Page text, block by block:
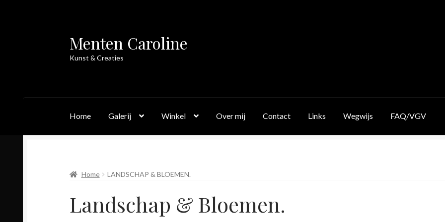
Skip
to
Skip
to
Menten Caroline
Kunst & Creaties
Home Galerij Winkel Over mij Contact Links Wegwijs FAQ/VGV
Home LANDSCHAP & BLOEMEN.
Landschap & Bloemen.